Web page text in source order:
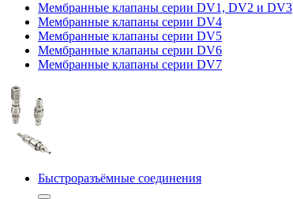
Мембранные клапаны серии DV1, DV2 и DV3
Мембранные клапаны серии DV4
Мембранные клапаны серии DV5
Мембранные клапаны серии DV6
Мембранные клапаны серии DV7
Быстроразъёмные соединения